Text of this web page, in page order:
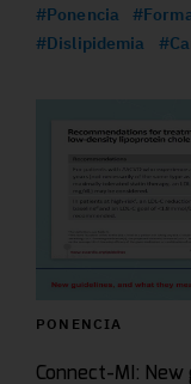
#Ponencia
#Dislipidemia
PONENCIA
Connect-MI: